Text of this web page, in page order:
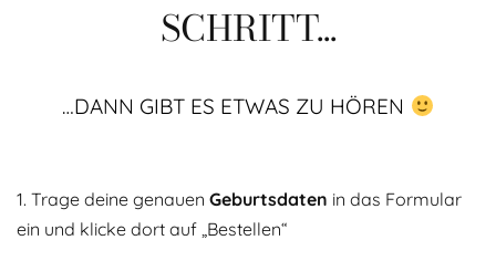
SCHRITT...
…DANN GIBT ES ETWAS ZU HÖREN
1. Trage deine genauen Geburtsdaten in das Formular
ein und klicke dort auf „Bestellen“